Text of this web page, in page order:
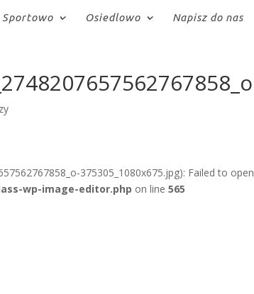
Sportowo Osiedlowo Napisz do nas
375305_1080x675.jpg): Failed to open
wp-image-editor.php on line565